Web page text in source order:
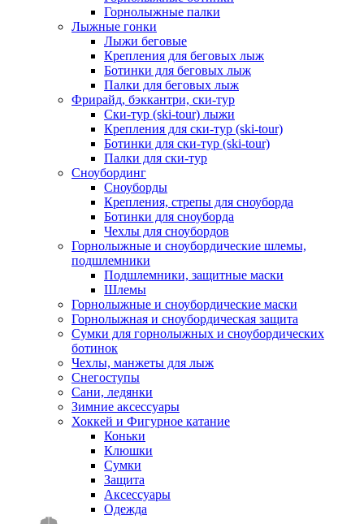
Горнолыжные палки
Лыжные гонки
Лыжи беговые
Крепления для беговых лыж
Ботинки для беговых лыж
Палки для беговых лыж
Фрирайд, бэккантри, ски-тур
Ски-тур (ski-tour) лыжи
Крепления для ски-тур (ski-tour)
Ботинки для ски-тур (ski-tour)
Палки для ски-тур
Сноубординг
Сноуборды
Крепления, стрепы для сноуборда
Ботинки для сноуборда
Чехлы для сноубордов
Горнолыжные и сноубордические шлемы,
подшлемники
Подшлемники, защитные маски
Шлемы
Горнолыжные и сноубордические маски
Горнолыжная и сноубордическая защита
Сумки для горнолыжных и сноубордических
ботинок
Чехлы, манжеты для лыж
Снегоступы
Сани, ледянки
Зимние аксессуары
Хоккей и Фигурное катание
Коньки
Клюшки
Сумки
Защита
Аксессуары
Одежда